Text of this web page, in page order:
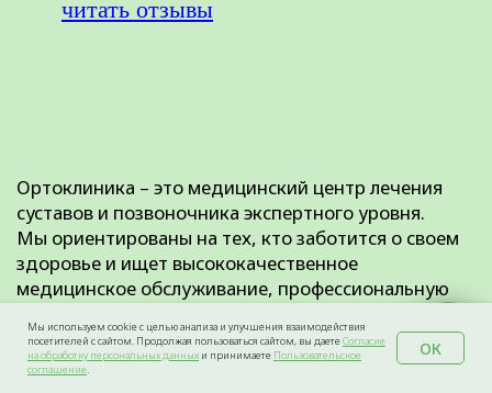
Мы используем cookie с целью анализа и улучшения взаимодействия
посетителей с сайтом. Продолжая пользоваться сайтом, вы даетеСогласие
на обработку персональных данных и принимаете Пользовательское
соглашение.
ОК